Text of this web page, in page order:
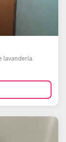
lavandería.